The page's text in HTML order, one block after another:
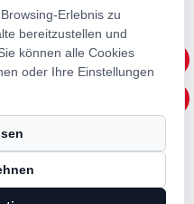
Smart Cloud
Erlebnis zu
bereitzustellen und
können alle Cookies
oder Ihre Einstellungen